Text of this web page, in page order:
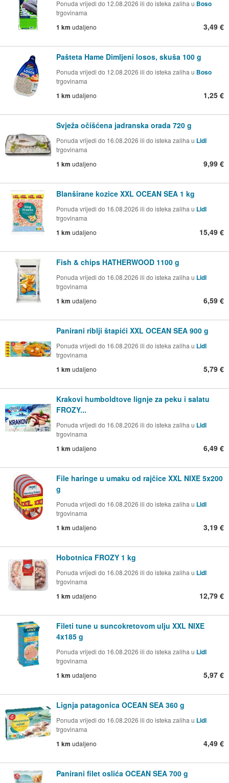
Ponuda vrijedi do 12.08.2026 ili do isteka zaliha u Boso
trgovinama
1 km udaljeno 3,49 €
Pašteta Hame Dimljeni losos, skuša 100 g
Ponuda vrijedi do 12.08.2026 ili do isteka zaliha u Boso
trgovinama
1 km udaljeno 1,25 €
Svježa očišćena jadranska orada 720 g
Ponuda vrijedi do 16.08.2026 ili do isteka zaliha u Lidl
trgovinama
1 km udaljeno 9,99 €
Blanširane kozice XXL OCEAN SEA 1 kg
Ponuda vrijedi do 16.08.2026 ili do isteka zaliha u Lidl
trgovinama
1 km udaljeno 15,49 €
Fish & chips HATHERWOOD 1100 g
Ponuda vrijedi do 16.08.2026 ili do isteka zaliha u Lidl
trgovinama
1 km udaljeno 6,59 €
Panirani riblji štapići XXL OCEAN SEA 900 g
Ponuda vrijedi do 16.08.2026 ili do isteka zaliha u Lidl
trgovinama
1 km udaljeno 5,79 €
Krakovi humboldtove lignje za peku i salatu
FROZY...
Ponuda vrijedi do 16.08.2026 ili do isteka zaliha u Lidl
trgovinama
1 km udaljeno 6,49 €
File haringe u umaku od rajčice XXL NIXE 5x200
g
Ponuda vrijedi do 16.08.2026 ili do isteka zaliha u Lidl
trgovinama
1 km udaljeno 3,19 €
Hobotnica FROZY 1 kg
Ponuda vrijedi do 16.08.2026 ili do isteka zaliha u Lidl
trgovinama
1 km udaljeno 12,79 €
Fileti tune u suncokretovom ulju XXL NIXE
4x185 g
Ponuda vrijedi do 16.08.2026 ili do isteka zaliha u Lidl
trgovinama
1 km udaljeno 5,97 €
Lignja patagonica OCEAN SEA 360 g
Ponuda vrijedi do 16.08.2026 ili do isteka zaliha u Lidl
trgovinama
1 km udaljeno 4,49 €
Panirani filet oslića OCEAN SEA 700 g